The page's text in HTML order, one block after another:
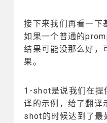
接下来我们再看一下
如果一个普通的
结果可能没那么好，
果。
1-shot是说我们在提
译的示例，给了翻译
shot的时候达到了